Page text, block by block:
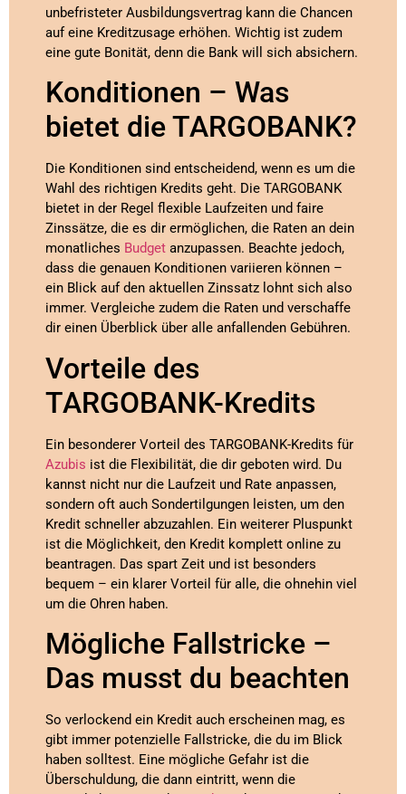
unbefristeter Ausbildungsvertrag kann die Chancen
auf eine Kreditzusage erhöhen. Wichtig ist zudem
eine gute Bonität, denn die Bank will sich absichern.
Konditionen – Was
bietet die TARGOBANK?
Die Konditionen sind entscheidend, wenn es um die
Wahl des richtigen Kredits geht. Die TARGOBANK
bietet in der Regel flexible Laufzeiten und faire
Zinssätze, die es dir ermöglichen, die Raten an dein
monatliches Budget anzupassen. Beachte jedoch,
dass die genauen Konditionen variieren können –
ein Blick auf den aktuellen Zinssatz lohnt sich also
immer. Vergleiche zudem die Raten und verschaffe
dir einen Überblick über alle anfallenden Gebühren.
Vorteile des
TARGOBANK-Kredits
Ein besonderer Vorteil des TARGOBANK-Kredits für
Azubis ist die Flexibilität, die dir geboten wird. Du
kannst nicht nur die Laufzeit und Rate anpassen,
sondern oft auch Sondertilgungen leisten, um den
Kredit schneller abzuzahlen. Ein weiterer Pluspunkt
ist die Möglichkeit, den Kredit komplett online zu
beantragen. Das spart Zeit und ist besonders
bequem – ein klarer Vorteil für alle, die ohnehin viel
um die Ohren haben.
Mögliche Fallstricke –
Das musst du beachten
So verlockend ein Kredit auch erscheinen mag, es
gibt immer potenzielle Fallstricke, die du im Blick
haben solltest. Eine mögliche Gefahr ist die
Überschuldung, die dann eintritt, wenn die